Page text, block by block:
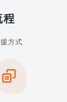
程
方式
